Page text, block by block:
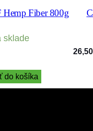
Fiber 800g
sklade
do košíka
26,50